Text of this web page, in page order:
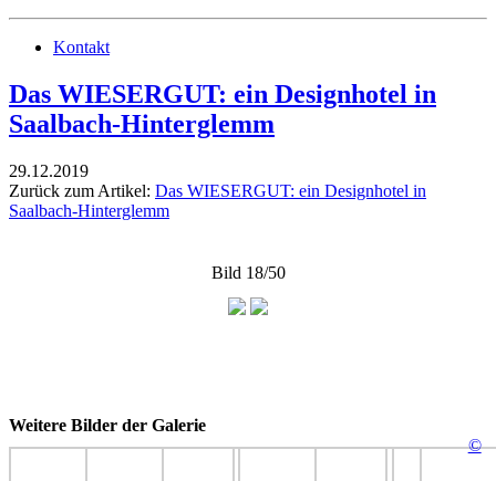
Kontakt
Das WIESERGUT: ein Designhotel in
Saalbach-Hinterglemm
29.12.2019
Zurück zum Artikel: Das WIESERGUT: ein Designhotel in
Saalbach-Hinterglemm
Bild 18/50
Weitere Bilder der Galerie
©